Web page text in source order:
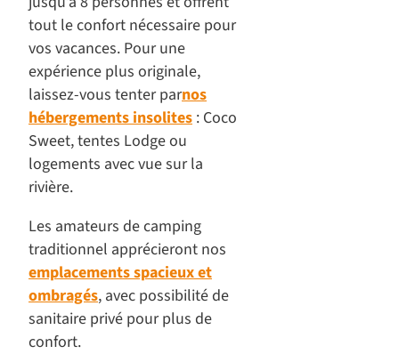
tout le confort nécessaire pour
vos vacances. Pour une
expérience plus originale,
laissez-vous tenter parnos
hébergements insolites : Coco
Sweet, tentes Lodge ou
logements avec vue sur la
rivière.
Les amateurs de camping
traditionnel apprécieront nos
emplacements spacieux et
ombragés, avec possibilité de
sanitaire privé pour plus de
confort.